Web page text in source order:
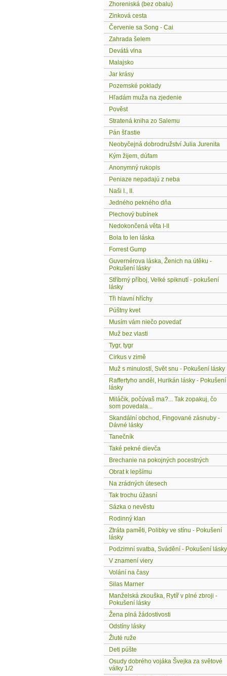
Zhoreniská (bez obalu)
Zinková cesta
Červenie sa Song - Cai
Zahrada šelem
Devátá vlna
Malajsko
Jar krásy
Pozemské poklady
Hľadám muža na zjedenie
Pověst
Stratená kniha zo Salemu
Pán šťastie
Neobyčejná dobrodružství Julia Jurenita
Kým žijem, dúfam
Anonymný rukopis
Peniaze nepadajú z neba
Naši I., II.
Jedného pekného dňa
Plechový bubínek
Nedokončená věta I-II
Bola to len láska
Forrest Gump
Guvernérova láska, Ženich na útěku -
Pokušení lásky
Stříbrný příboj, Velké spiknutí - pokušení
lásky
Tři hlavní hříchy
Púštny kvet
Musím vám niečo povedať
Muž bez vlasti
Tygr, tygr
Cirkus v zimě
Muž s minulostí, Svět snu - Pokušení lásky
Raffertyho anděl, Hurikán lásky - Pokušení
lásky
Miláčik, počúvaš ma?... Tak zopakuj, čo
som povedala...
Skandální obchod, Fingované zásnuby -
Dávné lásky
Tanečník
Také pekné dievča
Brechanie na pokojných pocestných
Obrat k lepšímu
Na zrádných útesech
Tak trochu úžasní
Sázka o nevěstu
Rodinný klan
Ztráta paměti, Polibky ve stínu - Pokušení
lásky
Podzimní svatba, Svádění - Pokušení lásky
V znamení viery
Volání na časy
Silas Marner
Manželská zkouška, Rytíř v plné zbroji -
Pokušení lásky
Žena plná žádostivosti
Odstíny lásky
Žluté ruže
Deti púšte
Osudy dobrého vojáka Švejka za světové
války 1/2